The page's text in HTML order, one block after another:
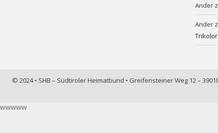
Ander
Ander
© 2024 • SHB – Südtiroler Heimatbund • Greifensteiner Weg 12 –
wwwww